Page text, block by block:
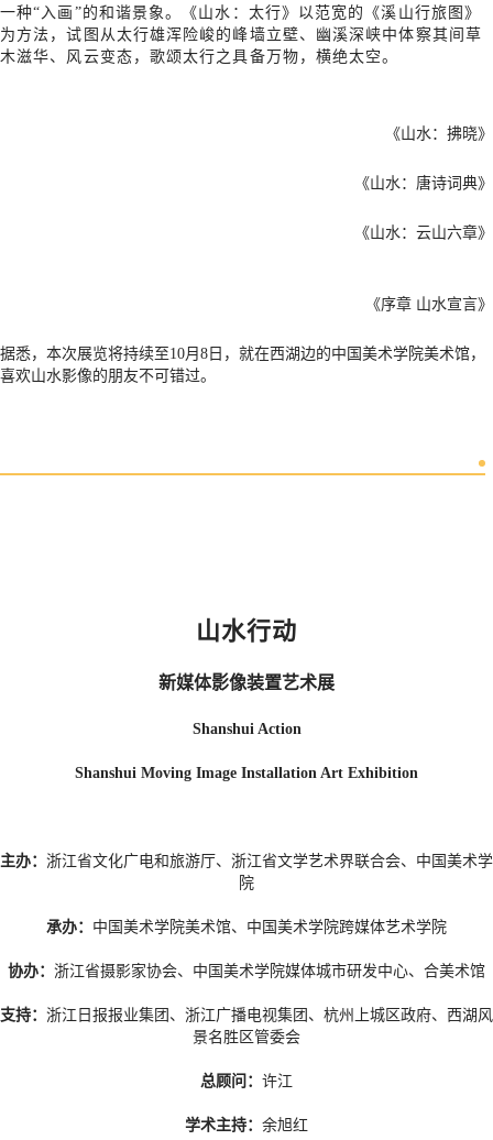
一种“入画”的和谐景象。《山水：太行》以范宽的《溪山行旅图》
为方法，试图从太行雄浑险峻的峰墙立壁、幽溪深峡中体察其间草
木滋华、风云变态，歌颂太行之具备万物，横绝太空。
《山水：拂晓》
《山水：唐诗词典》
《山水：云山六章》
《序章 山水宣言》
据悉，本次展览将持续至10月8日，就在西湖边的中国美术学院美术馆，
喜欢山水影像的朋友不可错过。
山水行动
新媒体影像装置艺术展
Shanshui Action
Shanshui Moving Image Installation Art Exhibition
主办： 浙江省文化广电和旅游厅、浙江省文学艺术界联合会、中国美术学
院
承办： 中国美术学院美术馆、中国美术学院跨媒体艺术学院
协办： 浙江省摄影家协会、中国美术学院媒体城市研发中心、合美术馆
支持： 浙江日报报业集团、浙江广播电视集团、杭州上城区政府、西湖风
景名胜区管委会
总顾问： 许江
学术主持： 余旭红